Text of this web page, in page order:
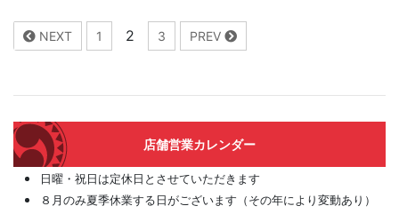
NEXT 1 2 3 PREV
店舗営業カレンダー
日曜・祝日は定休日とさせていただきます
８月のみ夏季休業する日がございます（その年により変動あり）